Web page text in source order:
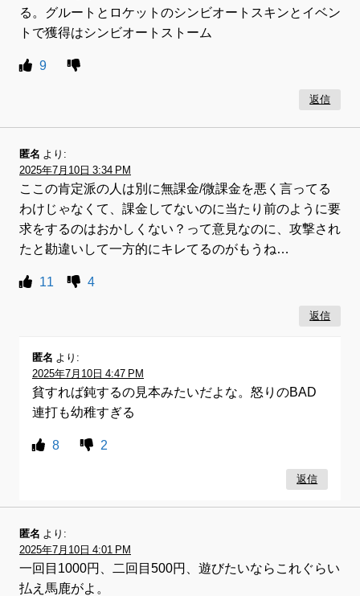
る。グルートとロケットのシンビオートスキンとイベン
トで獲得はシンビオートストーム
9
返信
匿名 より:
2025年7月10日 3:34 PM
ここの肯定派の人は別に無課金/微課金を悪く言ってる
わけじゃなくて、課金してないのに当たり前のように要
求をするのはおかしくない？って意見なのに、攻撃され
たと勘違いして一方的にキレてるのがもうね…
11 4
返信
匿名 より:
2025年7月10日 4:47 PM
貧すれば鈍するの見本みたいだよな。怒りのBAD
連打も幼稚すぎる
8 2
返信
匿名 より:
2025年7月10日 4:01 PM
一回目1000円、二回目500円、遊びたいならこれぐらい
払え馬鹿がよ。